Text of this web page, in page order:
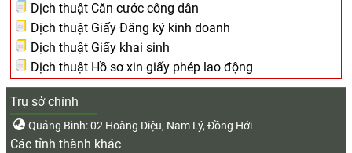
Dịch thuật Căn cước công dân
Dịch thuật Giấy Đăng ký kinh doanh
Dịch thuật Giấy khai sinh
Dịch thuật Hồ sơ xin giấy phép lao động
Trụ sở chính
Quảng Bình: 02 Hoàng Diệu, Nam Lý, Đồng Hới
Các tỉnh thành khác